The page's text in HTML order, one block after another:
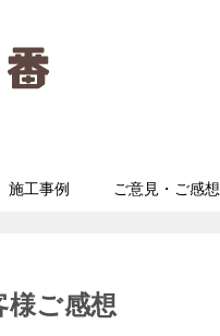
施工事例 ご意見・ご感想
様ご感想